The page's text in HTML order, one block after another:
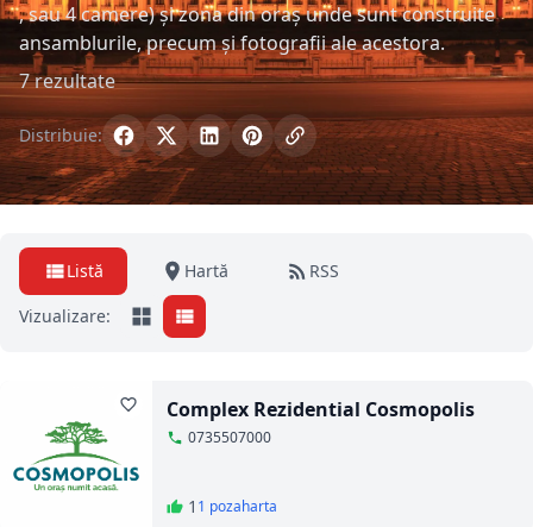
, sau 4 camere) și zona din oraș unde sunt construite
ansamblurile, precum și fotografii ale acestora.
7 rezultate
Distribuie:
Listă Hartă
RSS
Vizualizare:
Complex Rezidential Cosmopolis
0735507000
1 1 pozaharta